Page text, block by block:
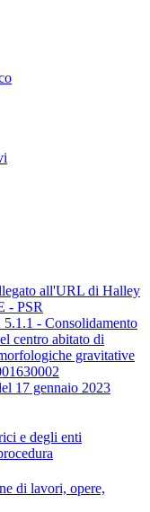
all'URL di Halley
- PSR
- Consolidamento
centro abitato di
gravitative
17 gennaio 2023
e degli enti
di lavori, opere,